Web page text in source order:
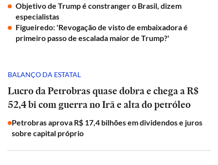
Objetivo de Trump é constranger o Brasil, dizem
especialistas
Figueiredo: 'Revogação de visto de embaixadora é
primeiro passo de escalada maior de Trump?'
BALANÇO DA ESTATAL
Lucro da Petrobras quase dobra e chega a R$
52,4 bi com guerra no Irã e alta do petróleo
Petrobras aprova R$ 17,4 bilhões em dividendos e juros
sobre capital próprio